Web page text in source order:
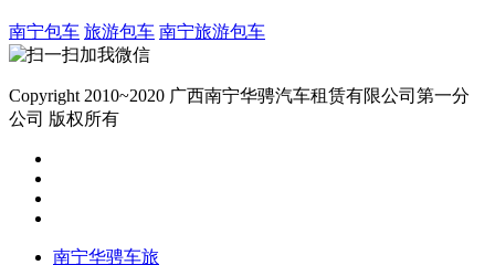
南宁包车 旅游包车 南宁旅游包车
Copyright 2010~2020 广西南宁华骋汽车租赁有限公司第一分
公司 版权所有
南宁华骋车旅